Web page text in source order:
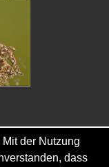
Kistowski
der Nutzung
dass